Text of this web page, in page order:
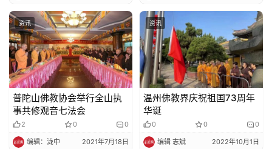
资讯
普陀山佛教协会举行全山执
事共修观音七法会
2 0 0
编辑：泷中 2021年7月18日
资讯
温州佛教界庆祝祖国73周年
华诞
0 0 0
编辑 志斌 2022年10月1日